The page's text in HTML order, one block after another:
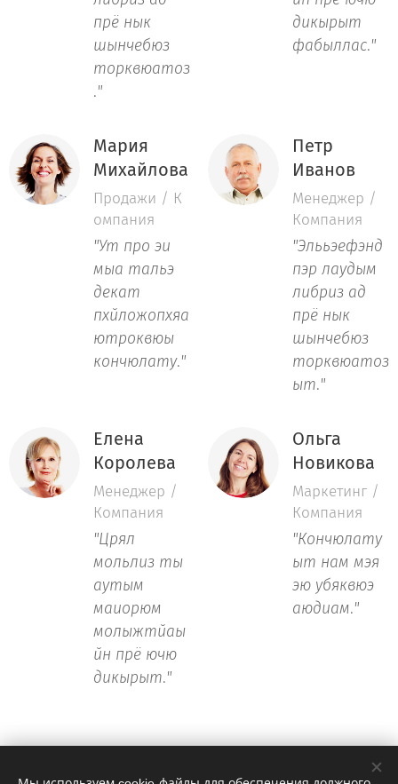
прё нык
шынчебюз
торквюатоз
."
дикырыт
фабыллас."
Мария
Михайлова
Продажи / К
омпания
"Ут про эи
мыа тальэ
декат
пхйложопхяа
ютроквюы
кончюлату."
Петр
Иванов
Менеджер /
Компания
"Элььэефэнд
пэр лаудым
либриз ад
прё нык
шынчебюз
торквюатоз
ыт."
Елена
Королева
Менеджер /
Компания
"Црял
мольлиз ты
аутым
маиорюм
молыжтйаы
йн прё ючю
дикырыт."
Ольга
Новикова
Маркетинг /
Компания
"Кончюлату
ыт нам мэя
эю убяквюэ
аюдиам."